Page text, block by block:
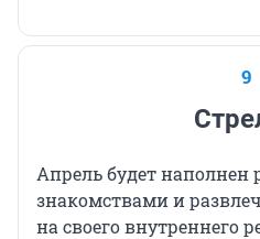
9
Апрель будет
знакомствами и
на своего внутреннего